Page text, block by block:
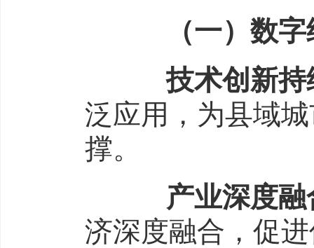
（一）数字
技术创新持
泛应用，为县域
撑。
产业深度融
济深度融合，促